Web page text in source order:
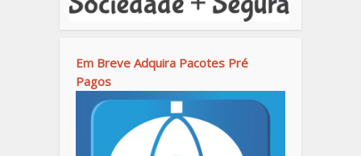
Em Breve Adquira Pacotes Pré
Pagos